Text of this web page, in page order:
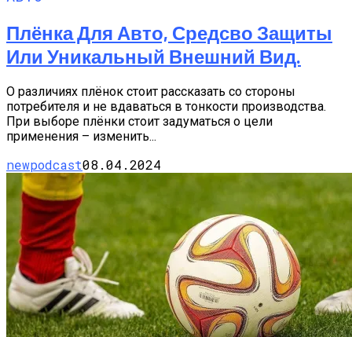
Плёнка Для Авто, Средсво Защиты
Или Уникальный Внешний Вид.
О различиях плёнок стоит рассказать со стороны
потребителя и не вдаваться в тонкости производства.
При выборе плёнки стоит задуматься о цели
применения – изменить...
newpodcast08.04.2024